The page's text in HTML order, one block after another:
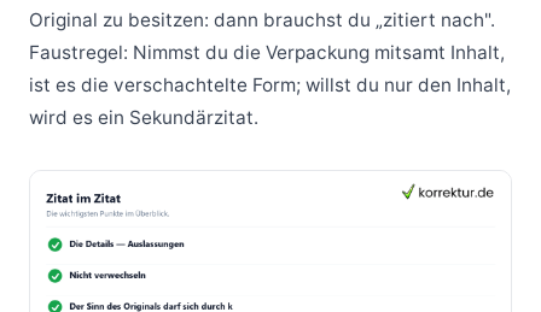
Original zu besitzen: dann brauchst du „zitiert nach".
Faustregel: Nimmst du die Verpackung mitsamt Inhalt,
ist es die verschachtelte Form; willst du nur den Inhalt,
wird es ein Sekundärzitat.